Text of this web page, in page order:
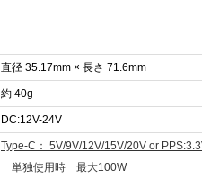
直径 35.17mm × 長さ 71.6mm
約 40g
DC:12V-24V
Type-C： 5V/9V/12V/15V/20V or
単独使用時 最大100W